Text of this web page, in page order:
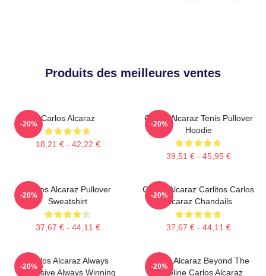
Produits des meilleures ventes
Carlos Alcaraz
18,21 € - 42,22 €
-20%
Carlos Alcaraz Tenis Pullover
Hoodie
39,51 € - 45,95 €
-20%
Carlos Alcaraz Pullover
Sweatshirt
37,67 € - 44,11 €
-20%
Carlos Alcaraz Carlitos Carlos
Alcaraz Chandails
37,67 € - 44,11 €
-20%
Carlos Alcaraz Always
Explosive Always Winning
-20%
Carlos Alcaraz Beyond The
Baseline Carlos Alcaraz
-20%